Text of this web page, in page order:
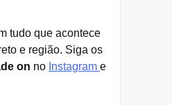
tudo que acontece
e região. Siga os
on no Instagram e